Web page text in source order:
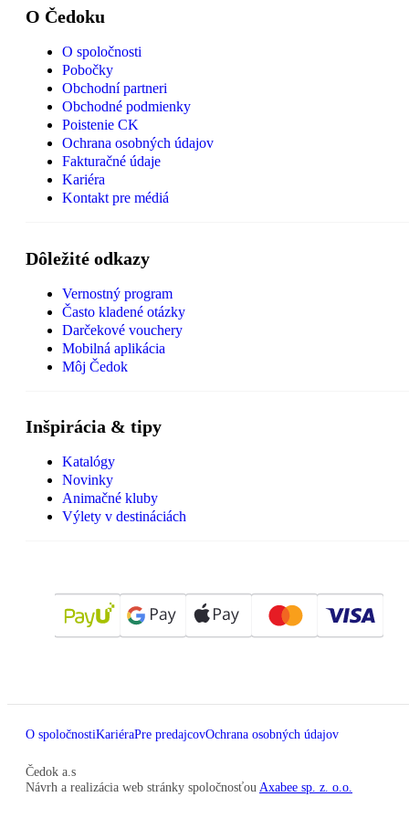
O Čedoku
O spoločnosti
Pobočky
Obchodní partneri
Obchodné podmienky
Poistenie CK
Ochrana osobných údajov
Fakturačné údaje
Kariéra
Kontakt pre médiá
Dôležité odkazy
Vernostný program
Často kladené otázky
Darčekové vouchery
Mobilná aplikácia
Môj Čedok
Inšpirácia & tipy
Katalógy
Novinky
Animačné kluby
Výlety v destináciách
O spoločnostiKariéraPre predajcovOchrana osobných údajov
Čedok a.s
Návrh a realizácia web stránky spoločnosťou Axabee sp. z. o.o.